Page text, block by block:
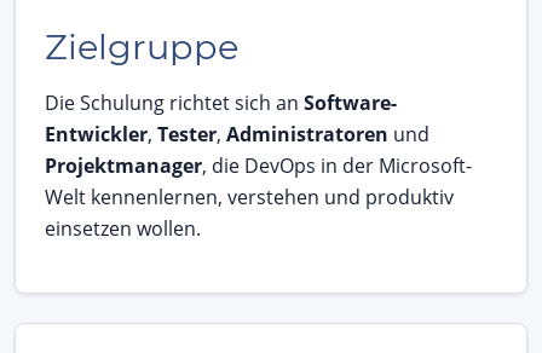
Zielgruppe
Die Schulung richtet sich an Software-
Entwickler, Tester, Administratoren und
Projektmanager, die DevOps in der Microsoft-
Welt kennenlernen, verstehen und produktiv
einsetzen wollen.